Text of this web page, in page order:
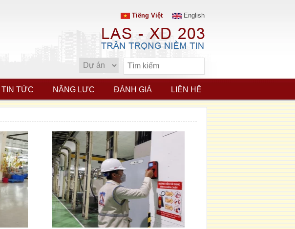
Tiếng Việt English
TIN TỨC NĂNG LỰC ĐÁNH GIÁ LIÊN HỆ